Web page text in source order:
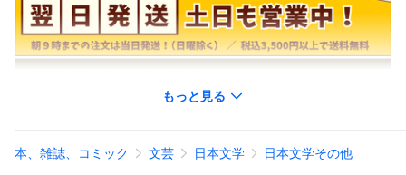
もっと見る
本、雑誌、コミック 文芸 日本文学 日本文学その他